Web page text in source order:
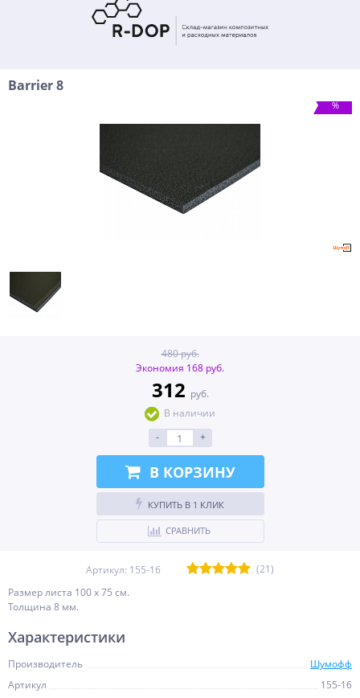
Barrier 8
%
480 руб.
Экономия 168 руб.
312 руб.
В наличии
-
+
В КОРЗИНУ
КУПИТЬ В 1 КЛИК
СРАВНИТЬ
Артикул: 155-16
(21)
Размер листа 100 х 75 см.
Толщина 8 мм.
Характеристики
Производитель
Шумофф
Артикул
155-16